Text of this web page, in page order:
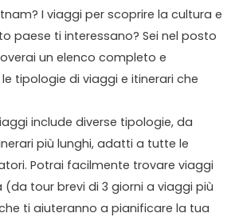
I viaggi per scoprire la cultura e
paese ti interessano? Sei nel posto
un elenco completo e
tipologie di viaggi e itinerari che
include diverse tipologie, da
più lunghi, adatti a tutte le
Potrai facilmente trovare viaggi
tour brevi di 3 giorni a viaggi più
ti aiuteranno a pianificare la tua